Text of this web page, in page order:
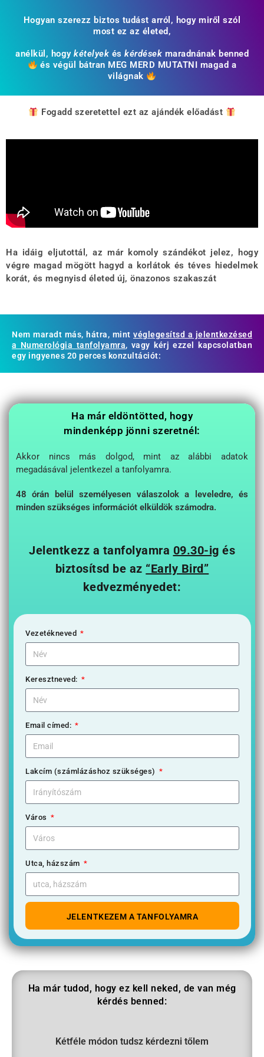
Hogyan szerezz biztos tudást arról, hogy miről szól
most ez az életed,
anélkül, hogy kételyek és kérdések maradnának benned
​ és végül bátran MEG MERD MUTATNI magad a
világnak
Fogadd szeretettel ezt az ajándék előadást
Ha idáig eljutottál, az már komoly szándékot jelez, hogy
végre magad mögött hagyd a korlátok és téves hiedelmek
korát, és megnyisd életed új, önazonos szakaszát
Nem maradt más, hátra, mint véglegesítsd a jelentkezésed
a Numerológia tanfolyamra, vagy kérj ezzel kapcsolatban
egy ingyenes 20 perces konzultációt:
Ha már eldöntötted, hogy
mindenképp jönni szeretnél:
Akkor nincs más dolgod, mint az alábbi adatok
megadásával jelentkezel a tanfolyamra.
48 órán belül személyesen válaszolok a leveledre, és
minden szükséges információt elküldök számodra.
Jelentkezz a tanfolyamra 09.30-ig és
biztosítsd be az “Early Bird”
kedvezményedet:
Vezetékneved
Keresztneved:
Email címed:
Lakcím (számlázáshoz szükséges)
Város
Utca, házszám
JELENTKEZEM A TANFOLYAMRA
Ha már tudod, hogy ez kell neked, de van még
kérdés benned:​
Kétféle módon tudsz kérdezni tőlem